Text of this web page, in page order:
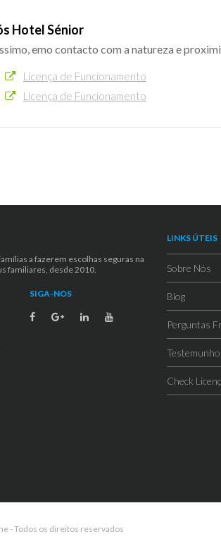
Hotel Sénior
emo contacto com a natureza e
Licença de Funcionamento
Licença de Funcionamento
a fazerem escolhas seguras na
familiares, desde 2010.
SIGA-NOS
LINKS ÚTEIS
Sobre Nós
Blog
Perguntas
Check
- Todos os direitos reservados